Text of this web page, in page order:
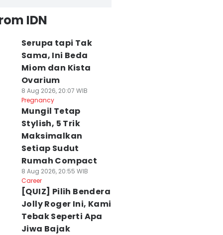
IDN
Serupa tapi Tak
Sama, Ini Beda
Miom dan Kista
Ovarium
8 Aug 2026, 20:07 WIB
Pregnancy
Mungil Tetap
Stylish, 5 Trik
Maksimalkan
Setiap Sudut
Rumah Compact
8 Aug 2026, 20:55 WIB
Career
[QUIZ] Pilih Bendera
Jolly Roger Ini, Kami
Tebak Seperti Apa
Jiwa Bajak